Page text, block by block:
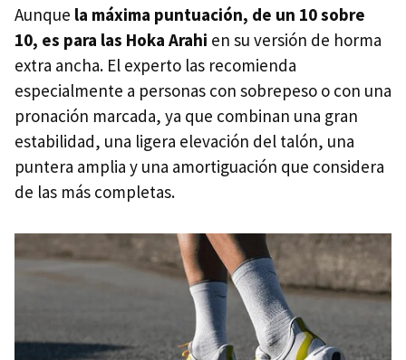
Aunque la máxima puntuación, de un 10 sobre
10, es para las Hoka Arahi en su versión de horma
extra ancha. El experto las recomienda
especialmente a personas con sobrepeso o con una
pronación marcada, ya que combinan una gran
estabilidad, una ligera elevación del talón, una
puntera amplia y una amortiguación que considera
de las más completas.